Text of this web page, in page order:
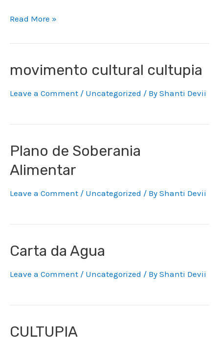
Read More »
movimento cultural cultupia
Leave a Comment / Uncategorized / By Shanti Devii
Plano de Soberania
Alimentar
Leave a Comment / Uncategorized / By Shanti Devii
Carta da Agua
Leave a Comment / Uncategorized / By Shanti Devii
CULTUPIA